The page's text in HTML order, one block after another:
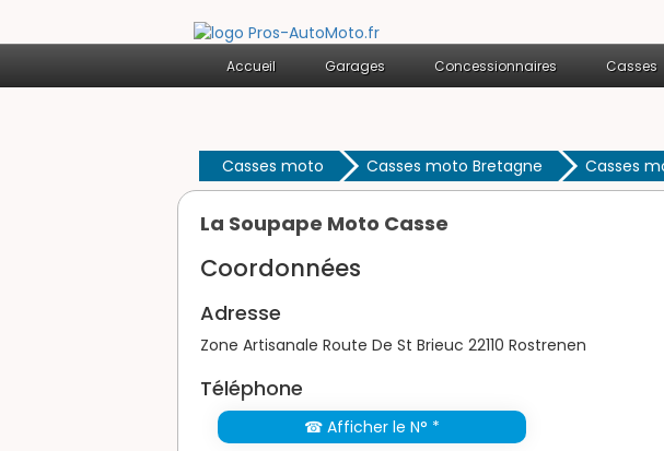
Accueil Garages Concessionnaires Casses
Casses moto Casses moto Bretagne Casses
La Soupape Moto Casse
Coordonnées
Adresse
Zone Artisanale Route De St Brieuc 22110 Rostrenen
Téléphone
☎ Afficher le N° *